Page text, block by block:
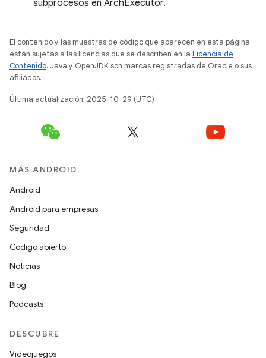
subprocesos en ArchExecutor.
El contenido y las muestras de código que aparecen en esta página
están sujetas a las licencias que se describen en la Licencia de
Contenido. Java y OpenJDK son marcas registradas de Oracle o sus
afiliados.
Última actualización: 2025-10-29 (UTC)
MÁS ANDROID
Android
Android para empresas
Seguridad
Código abierto
Noticias
Blog
Podcasts
DESCUBRE
Videojuegos